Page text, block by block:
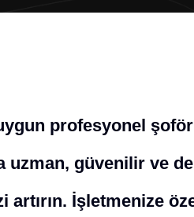
profesyonel
uzman, güvenilir ve
İşletmenize